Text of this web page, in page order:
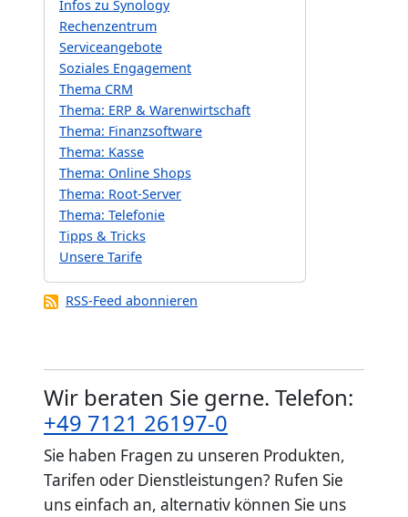
Infos zu Synology
Rechenzentrum
Serviceangebote
Soziales Engagement
Thema CRM
Thema: ERP & Warenwirtschaft
Thema: Finanzsoftware
Thema: Kasse
Thema: Online Shops
Thema: Root-Server
Thema: Telefonie
Tipps & Tricks
Unsere Tarife
RSS-Feed abonnieren
Wir beraten Sie gerne. Telefon:
+49 7121 26197-0
Sie haben Fragen zu unseren Produkten,
Tarifen oder Dienstleistungen? Rufen Sie
uns einfach an, alternativ können Sie uns